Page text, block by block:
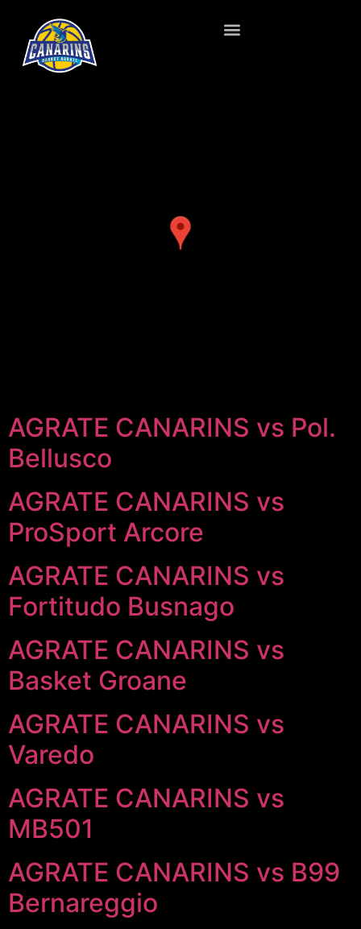
AGRATE CANARINS vs Pol.
Bellusco
AGRATE CANARINS vs
ProSport Arcore
AGRATE CANARINS vs
Fortitudo Busnago
AGRATE CANARINS vs
Basket Groane
AGRATE CANARINS vs
Varedo
AGRATE CANARINS vs
MB501
AGRATE CANARINS vs B99
Bernareggio